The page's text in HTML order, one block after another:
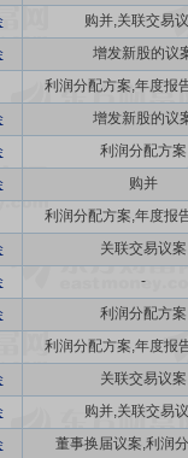
购并,关联交易
增发新股的议
利润分配方案,年度报
增发新股的议
利润分配方案
购并
利润分配方案,年度报
关联交易议案
-
利润分配方案
利润分配方案,年度报
关联交易议案
购并,关联交易
董事换届议案,利润